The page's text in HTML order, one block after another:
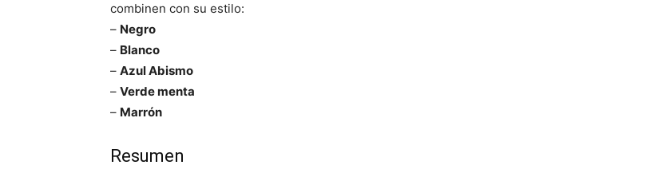
combinen con su estilo:
– Negro
– Blanco
– Azul Abismo
– Verde menta
– Marrón
Resumen